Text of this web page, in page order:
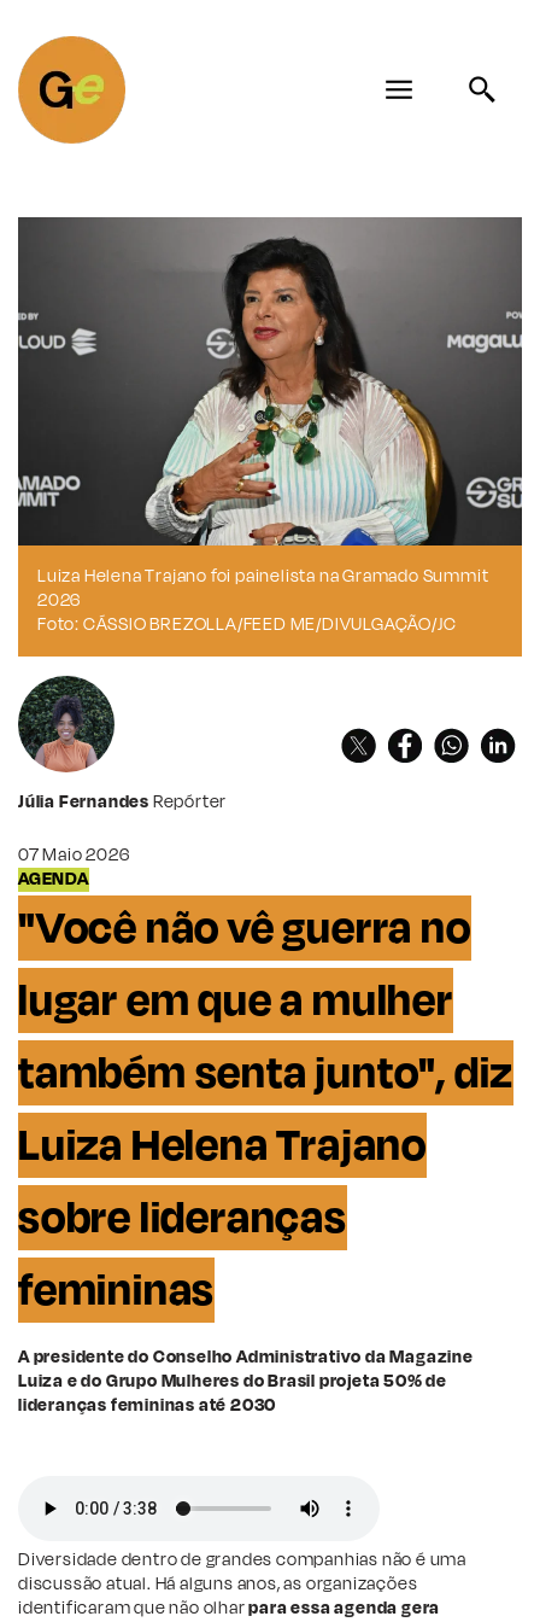
Luiza Helena Trajano foi painelista na Gramado Summit
2026
Foto: CÁSSIO BREZOLLA/FEED ME/DIVULGAÇÃO/JC
Júlia FernandesRepórter
07 Maio 2026
AGENDA
"Você não vê guerra no
lugar em que a mulher
também senta junto", diz
Luiza Helena Trajano
sobre lideranças
femininas
A presidente do Conselho Administrativo da Magazine
Luiza e do Grupo Mulheres do Brasil projeta 50% de
lideranças femininas até 2030
Diversidade dentro de grandes companhias não é uma
discussão atual. Há alguns anos, as organizações
identificaram que não olharpara essa agenda gera